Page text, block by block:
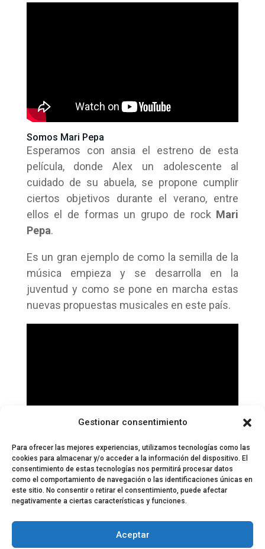
Gestionar consentimiento
Para ofrecer las mejores experiencias, utilizamos tecnologías como las
cookies para almacenar y/o acceder a la información del dispositivo. El
consentimiento de estas tecnologías nos permitirá procesar datos
como el comportamiento de navegación o las identificaciones únicas en
este sitio. No consentir o retirar el consentimiento, puede afectar
negativamente a ciertas características y funciones.
Aceptar
Somos Mari Pepa
Esperamos con ansia el estreno de esta
película, donde Alex un adolescente al
cuidado de su abuela, se propone cumplir
ciertos objetivos durante el verano, entre
ellos el de formas un grupo de rock Mari
Pepa.
Es un gran ejemplo de como la semilla de la
música empieza y se desarrolla en la
juventud y como se pone en marcha estas
nuevas propuestas musicales en este país.
Equipo EPDLT Contacto